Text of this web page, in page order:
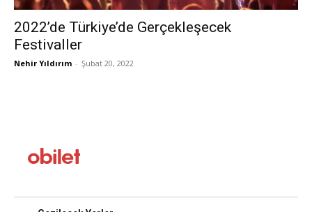
2022’de Türkiye’de Gerçekleşecek
Festivaller
Nehir Yıldırım - Şubat 20, 2022